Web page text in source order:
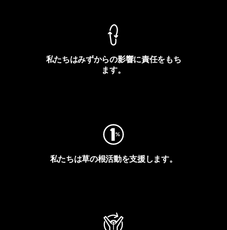
私たちはみずからの影響に責任をもち
ます。
私たちは草の根活動を支援します。